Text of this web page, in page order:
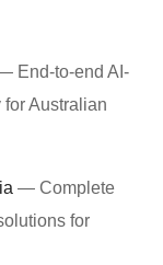
End-to-end AI-
Australian
— Complete
for